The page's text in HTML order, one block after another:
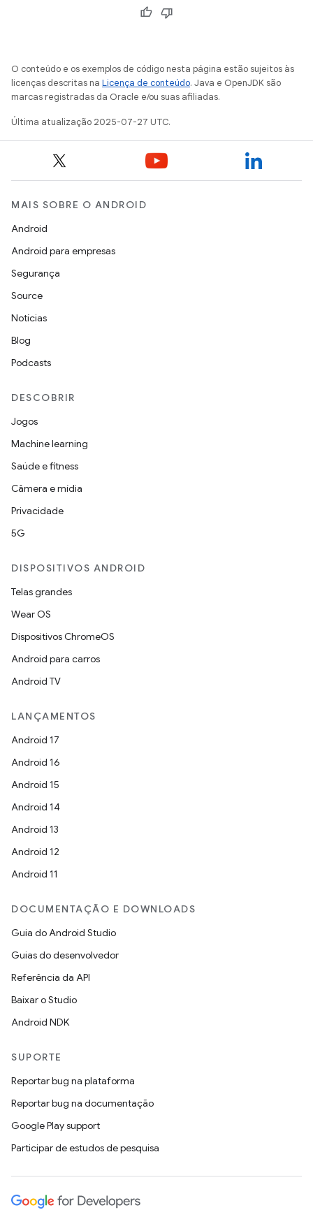
O conteúdo e os exemplos de código nesta página estão sujeitos às
licenças descritas na Licença de conteúdo. Java e OpenJDK são
marcas registradas da Oracle e/ou suas afiliadas.
Última atualização 2025-07-27 UTC.
MAIS SOBRE O ANDROID
Android
Android para empresas
Segurança
Source
Notícias
Blog
Podcasts
DESCOBRIR
Jogos
Machine learning
Saúde e fitness
Câmera e mídia
Privacidade
5G
DISPOSITIVOS ANDROID
Telas grandes
Wear OS
Dispositivos ChromeOS
Android para carros
Android TV
LANÇAMENTOS
Android 17
Android 16
Android 15
Android 14
Android 13
Android 12
Android 11
DOCUMENTAÇÃO E DOWNLOADS
Guia do Android Studio
Guias do desenvolvedor
Referência da API
Baixar o Studio
Android NDK
SUPORTE
Reportar bug na plataforma
Reportar bug na documentação
Google Play support
Participar de estudos de pesquisa